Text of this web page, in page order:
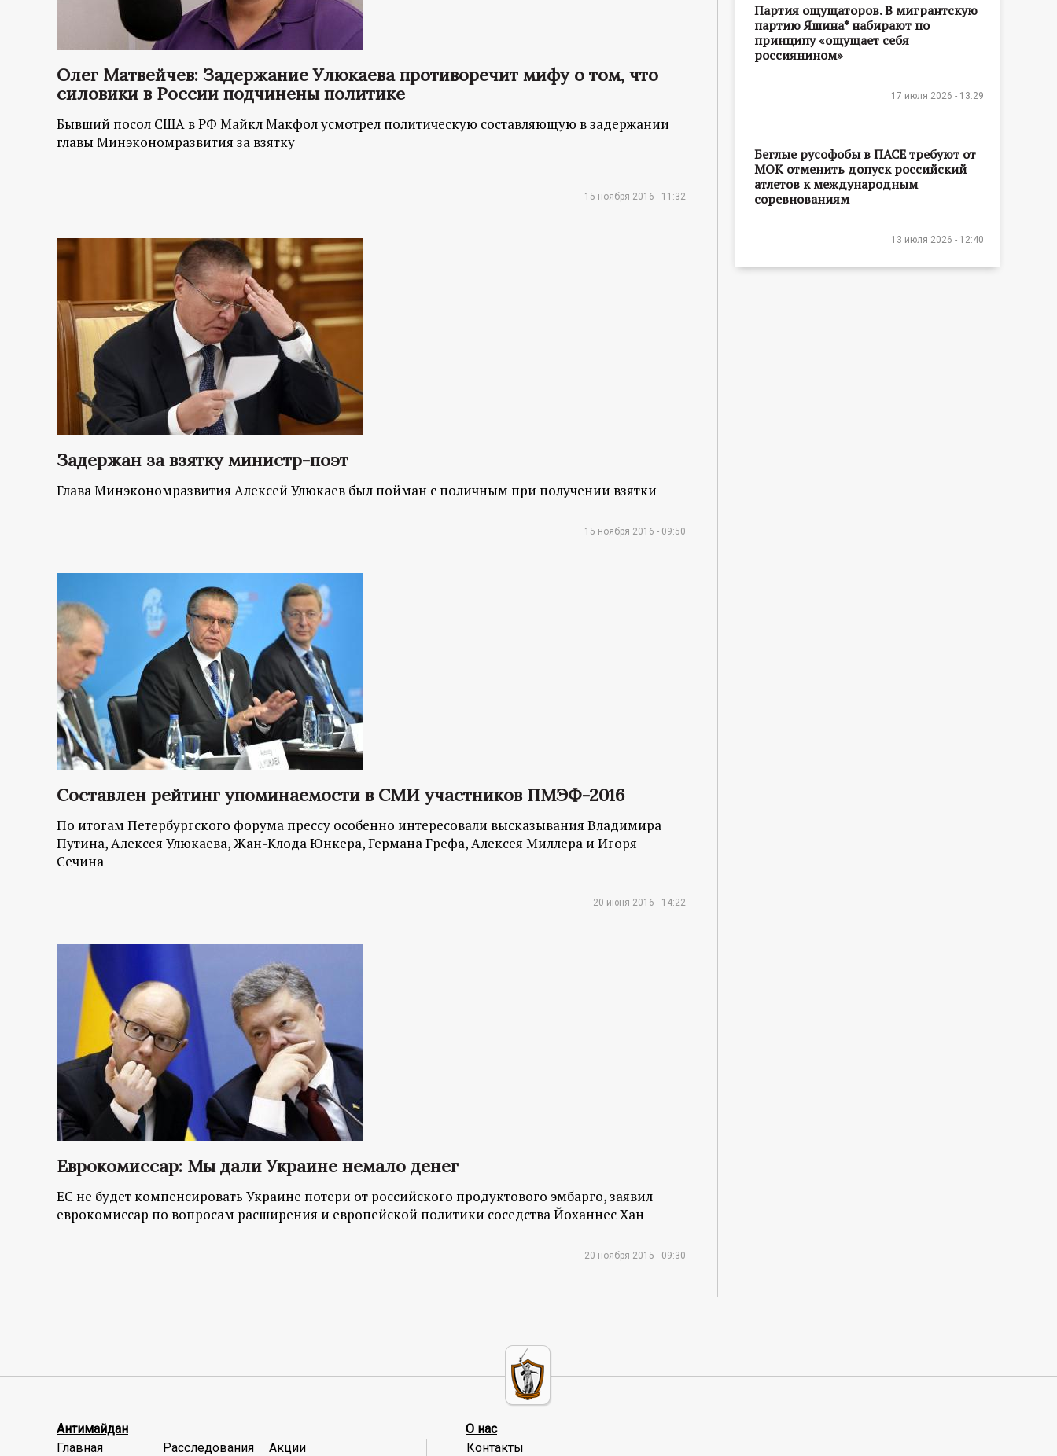
Олег Матвейчев: Задержание Улюкаева противоречит мифу о том, что
силовики в России подчинены политике
Бывший посол США в РФ Майкл Макфол усмотрел политическую составляющую в задержании
главы Минэкономразвития за взятку
15 ноября 2016 - 11:32
Задержан за взятку министр-поэт
Глава Минэкономразвития Алексей Улюкаев был пойман с поличным при получении взятки
15 ноября 2016 - 09:50
Составлен рейтинг упоминаемости в СМИ участников ПМЭФ-2016
По итогам Петербургского форума прессу особенно интересовали высказывания Владимира
Путина, Алексея Улюкаева, Жан-Клода Юнкера, Германа Грефа, Алексея Миллера и Игоря
Сечина
20 июня 2016 - 14:22
Еврокомиссар: Мы дали Украине немало денег
ЕС не будет компенсировать Украине потери от российского продуктового эмбарго, заявил
еврокомиссар по вопросам расширения и европейской политики соседства Йоханнес Хан
20 ноября 2015 - 09:30
Партия ощущаторов. В мигрантскую
партию Яшина* набирают по
принципу «ощущает себя
россиянином»
17 июля 2026 - 13:29
Беглые русофобы в ПАСЕ требуют от
МОК отменить допуск российский
атлетов к международным
соревнованиям
13 июля 2026 - 12:40
Антимайдан
Главная
Расследования Акции
О нас
Контакты